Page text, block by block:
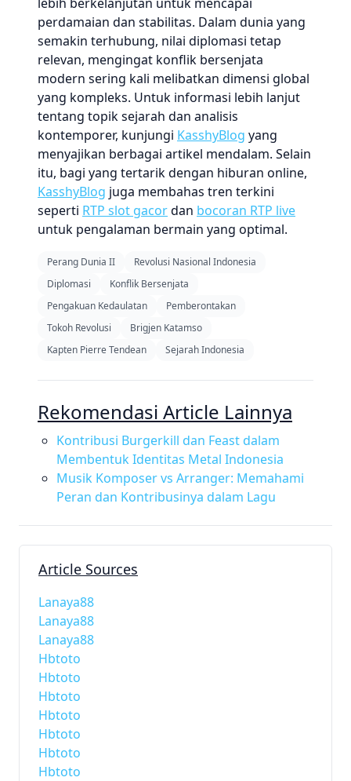
perdamaian dan stabilitas. Dalam dunia yang
semakin terhubung, nilai diplomasi tetap
relevan, mengingat konflik bersenjata
modern sering kali melibatkan dimensi global
yang kompleks. Untuk informasi lebih lanjut
tentang topik sejarah dan analisis
kontemporer, kunjungi KasshyBlog yang
menyajikan berbagai artikel mendalam. Selain
itu, bagi yang tertarik dengan hiburan online,
KasshyBlog juga membahas tren terkini
seperti RTP slot gacordan bocoran RTP live
untuk pengalaman bermain yang optimal.
Perang Dunia II
Revolusi Nasional Indonesia
Diplomasi
Konflik Bersenjata
Pengakuan Kedaulatan
Pemberontakan
Tokoh Revolusi
Brigjen Katamso
Kapten Pierre Tendean
Sejarah Indonesia
Rekomendasi Article Lainnya
Kontribusi Burgerkill dan Feast dalam
Membentuk Identitas Metal Indonesia
Musik Komposer vs Arranger: Memahami
Peran dan Kontribusinya dalam Lagu
Article Sources
Lanaya88
Lanaya88
Lanaya88
Hbtoto
Hbtoto
Hbtoto
Hbtoto
Hbtoto
Hbtoto
Hbtoto